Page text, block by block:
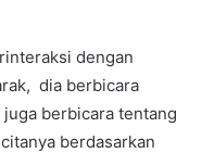
dengan
dia berbicara
berbicara tentang
berdasarkan